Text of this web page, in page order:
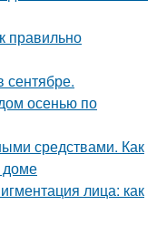
правильно
осенью по
средствами. Как
доме
лица: как